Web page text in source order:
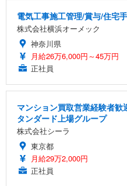
電気工事施工管理/賞与/住宅
株式会社横浜オーメック
神奈川県
月給26万6,000円～45万円
正社員
マンション買取営業経験者
タンダード上場グループ
株式会社シーラ
東京都
月給29万2,000円
正社員